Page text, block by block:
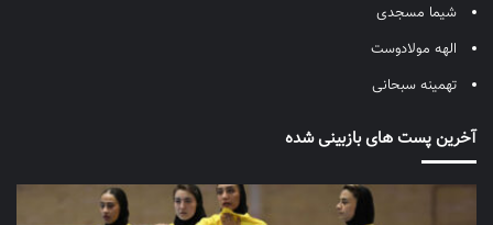
شیما مسجدی
الهه مولادوست
تهمینه سبحانی
آخرین پست های بازبینی شده